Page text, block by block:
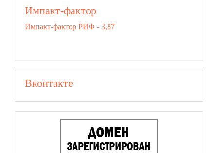
Импакт-фактор
Импакт-фактор РИФ - 3,87
Вконтакте